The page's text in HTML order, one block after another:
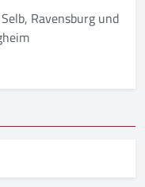
Ravensburg und